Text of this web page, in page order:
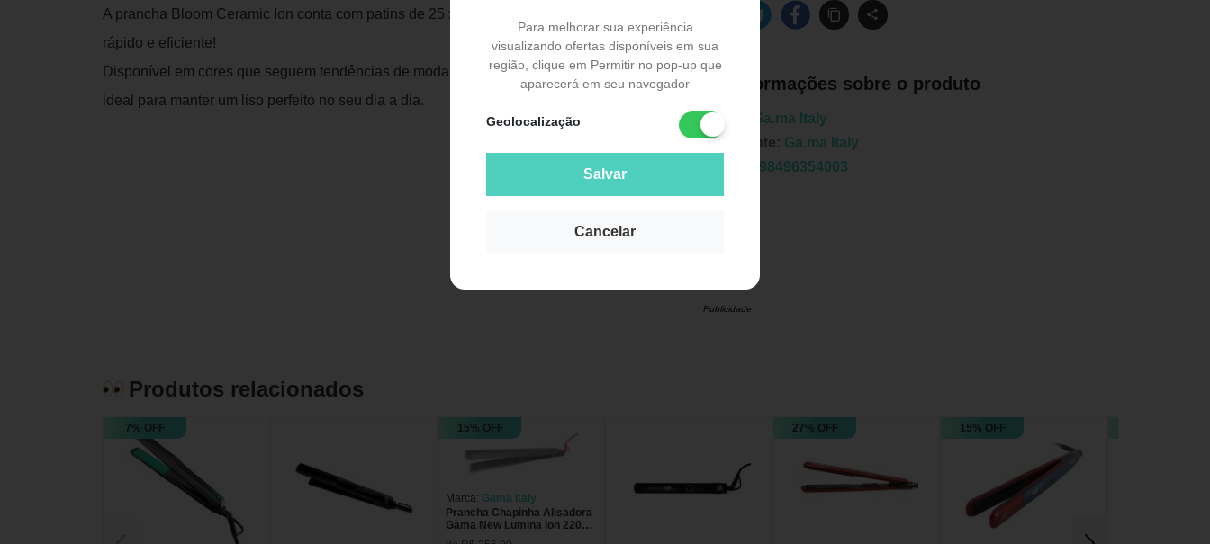
Para melhorar sua experiência
visualizando ofertas disponíveis em sua
região, clique em Permitir no pop-up que
aparecerá em seu navegador
Geolocalização
Salvar
Cancelar
A prancha Bloom Ceramic Ion conta com patins de 25 x 120mm para um pranchado
rápido e eficiente!
Disponível em cores que seguem tendências de moda e formato slim, este produto é
ideal para manter um liso perfeito no seu dia a dia.
Informações sobre o produto
Marca:
Ga.ma Italy
Fabricante: Ga.ma Italy
7898496354003
Publicidade
Produtos relacionados
7% OFF 15% OFF
Marca: Gama Italy
Prancha Chapinha Alisadora
Gama New Lumina Ion 220C
Bivolt
27% OFF 15% OFF